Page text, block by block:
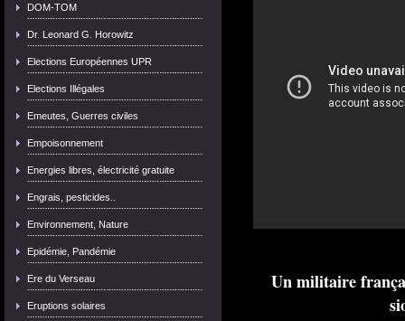
DOM-TOM
Dr. Leonard G. Horowitz
Elections Européennes UPR
Elections Illégales
Emeutes, Guerres civiles
Empoisonnement
Energies libres, électricité gratuite
Engrais, pesticides..
Environnement, Nature
Epidémie, Pandémie
Ere du Verseau
Eruptions solaires
Un militaire